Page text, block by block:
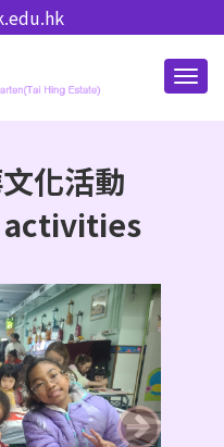
化活動